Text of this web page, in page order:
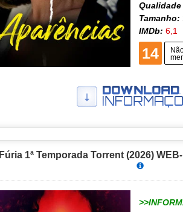
Tamanho:
IMDb: 6,1
14
Fúria 1ª Temporada Torrent (2026)